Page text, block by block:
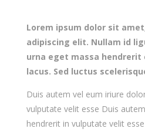
Lorem ipsum dolor sit
adipiscing elit. Nullam id
urna eget massa hendrerit
lacus. Sed luctus
Duis autem vel eum iriure
vulputate velit esse Duis
hendrerit in vulputate velit